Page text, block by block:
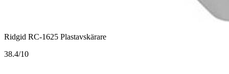
Ridgid RC-1625 Plastavskärare
38.4/10